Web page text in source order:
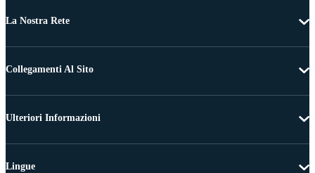
La Nostra Rete
Collegamenti Al Sito
Ulteriori Informazioni
Lingue